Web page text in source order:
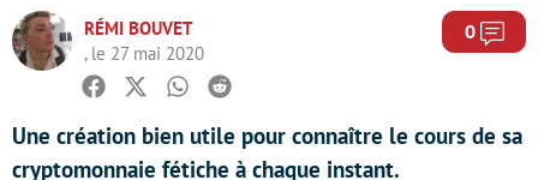
RÉMI BOUVET
, le 27 mai 2020
0
Facebook
TwitterWhatsapp
Reddit
Une création bien utile pour connaître le cours de sa
cryptomonnaie fétiche à chaque instant.